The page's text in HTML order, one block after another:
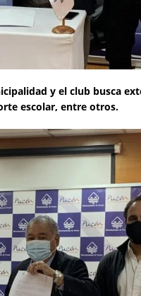
y el club busca
escolar, entre otros.